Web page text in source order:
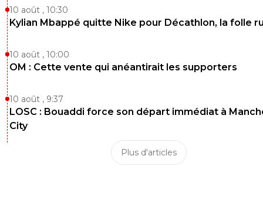
10 août , 10:30
Kylian Mbappé quitte Nike pour Décathlon, la folle
10 août , 10:00
OM : Cette vente qui anéantirait les supporters
10 août , 9:37
LOSC : Bouaddi force son départ immédiat à
City
Plus d'articles